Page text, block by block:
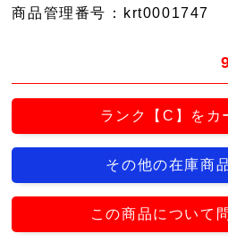
商品管理番号 ：krt0001747
ランク【C】をカ
その他の在庫商
この商品について